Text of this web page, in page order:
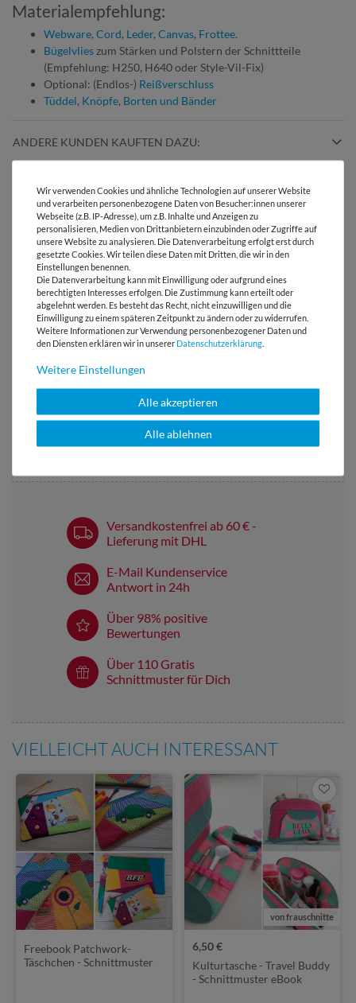
Materialempfehlung:
Webware, Cord, Leder, Canvas, Frottee.
Bügelvlies zum Stärken und Polstern der Schnittteile
(Empfehlung: H250, H640 oder Style-Vil-Fix)
Optional: (Endlos-) Reißverschluss
Tüddel, Knöpfe, Borten und Bänder
ANDERE KUNDEN KAUFTEN DAZU:
Beppi - Der
Klebebandabroller
Knopfform
HERSTELLERINFORMATIONEN
Versandkostenfrei ab 60 € -
Lieferung mit DHL
E-Mail Kundenservice
Antwort in 24h
Über 98% positive
Bewertungen
Über 110 Gratis
Schnittmuster für Dich
VIELLEICHT AUCH INTERESSANT
Freebook Patchwork-
Täschchen - Schnittmuster
von frauschnitte
6,50 €
Kulturtasche - Travel Buddy
- Schnittmuster eBook
Wir verwenden Cookies und ähnliche Technologien auf unserer Website
und verarbeiten personenbezogene Daten von Besucher:innen unserer
Webseite (z.B. IP-Adresse), um z.B. Inhalte und Anzeigen zu
personalisieren, Medien von Drittanbietern einzubinden oder Zugriffe auf
unsere Website zu analysieren. Die Datenverarbeitung erfolgt erst durch
gesetzte Cookies. Wir teilen diese Daten mit Dritten, die wir in den
Einstellungen benennen.
Die Datenverarbeitung kann mit Einwilligung oder aufgrund eines
berechtigten Interesses erfolgen. Die Zustimmung kann erteilt oder
abgelehnt werden. Es besteht das Recht, nicht einzuwilligen und die
Einwilligung zu einem späteren Zeitpunkt zu ändern oder zu widerrufen.
Weitere Informationen zur Verwendung personenbezogener Daten und
den Diensten erklären wir in unserer Daten­schutz­erklärung
Weitere Einstellungen
Alle akzeptieren
Alle ablehnen